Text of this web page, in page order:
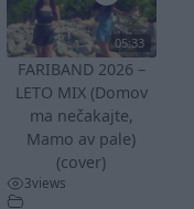
05:33
FARIBAND 2026 –
LETO MIX (Domov
ma nečakajte,
Mamo av pale)
(cover)
3views